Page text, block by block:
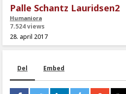
Palle Schantz Lauridsen2
Humaniora
7.524 views
28. april 2017
Del Embed